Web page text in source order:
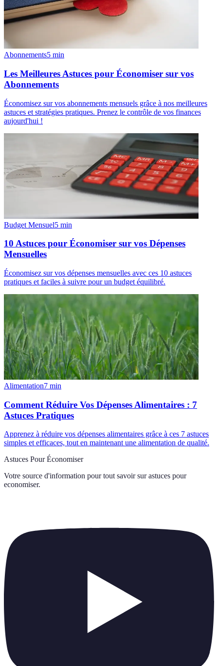
Abonnements5 min
Les Meilleures Astuces pour Économiser sur vos
Abonnements
Économisez sur vos abonnements mensuels grâce à nos meilleures
astuces et stratégies pratiques. Prenez le contrôle de vos finances
aujourd'hui !
Budget Mensuel5 min
10 Astuces pour Économiser sur vos Dépenses
Mensuelles
Économisez sur vos dépenses mensuelles avec ces 10 astuces
pratiques et faciles à suivre pour un budget équilibré.
Alimentation7 min
Comment Réduire Vos Dépenses Alimentaires : 7
Astuces Pratiques
Apprenez à réduire vos dépenses alimentaires grâce à ces 7 astuces
simples et efficaces, tout en maintenant une alimentation de qualité.
Astuces Pour Économiser
Votre source d'information pour tout savoir sur astuces pour
economiser.